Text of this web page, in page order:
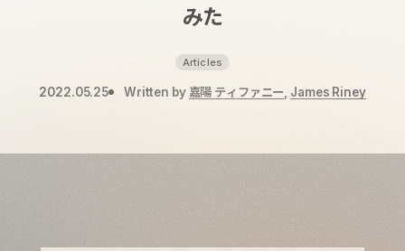
みた
Articles
2022.05.25 Written by 嘉陽 ティファニー James Riney